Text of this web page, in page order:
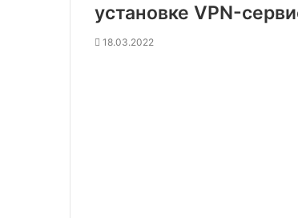
установке VPN-
18.03.2022